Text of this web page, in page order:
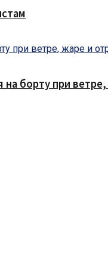
на борту при